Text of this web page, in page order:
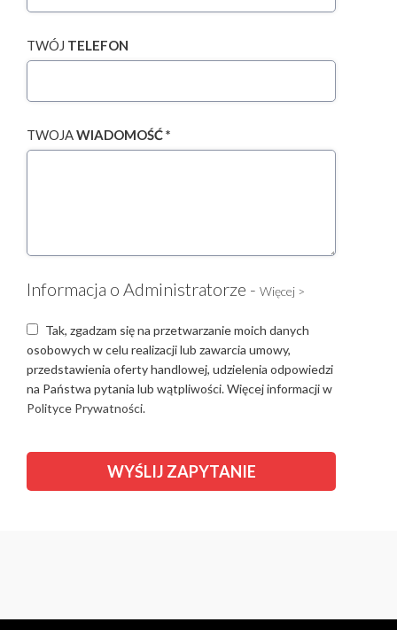
TWÓJ TELEFON
TWOJAWIADOMOŚĆ *
Informacja o Administratorze - Więcej >
Tak, zgadzam się na przetwarzanie moich danych
osobowych w celu realizacji lub zawarcia umowy,
przedstawienia oferty handlowej, udzielenia odpowiedzi
na Państwa pytania lub wątpliwości. Więcej informacji w
Polityce Prywatności.